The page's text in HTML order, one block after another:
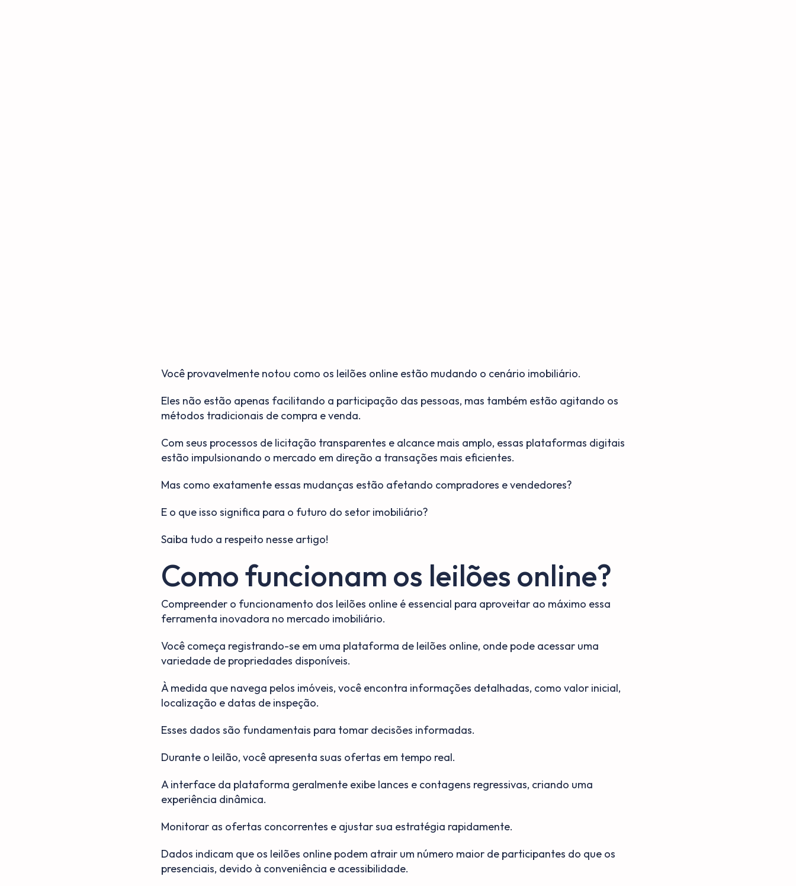
Você provavelmente notou como os leilões online estão mudando o cenário imobiliário.
Eles não estão apenas facilitando a participação das pessoas, mas também estão agitando os
métodos tradicionais de compra e venda.
Com seus processos de licitação transparentes e alcance mais amplo, essas plataformas digitais
estão impulsionando o mercado em direção a transações mais eficientes.
Mas como exatamente essas mudanças estão afetando compradores e vendedores?
E o que isso significa para o futuro do setor imobiliário?
Saiba tudo a respeito nesse artigo!
Como funcionam os leilões online?
Compreender o funcionamento dos leilões online é essencial para aproveitar ao máximo essa
ferramenta inovadora no mercado imobiliário.
Você começa registrando-se em uma plataforma de leilões online, onde pode acessar uma
variedade de propriedades disponíveis.
À medida que navega pelos imóveis, você encontra informações detalhadas, como valor inicial,
localização e datas de inspeção.
Esses dados são fundamentais para tomar decisões informadas.
Durante o leilão, você apresenta suas ofertas em tempo real.
A interface da plataforma geralmente exibe lances e contagens regressivas, criando uma
experiência dinâmica.
Monitorar as ofertas concorrentes e ajustar sua estratégia rapidamente.
Dados indicam que os leilões online podem atrair um número maior de participantes do que os
presenciais, devido à conveniência e acessibilidade.